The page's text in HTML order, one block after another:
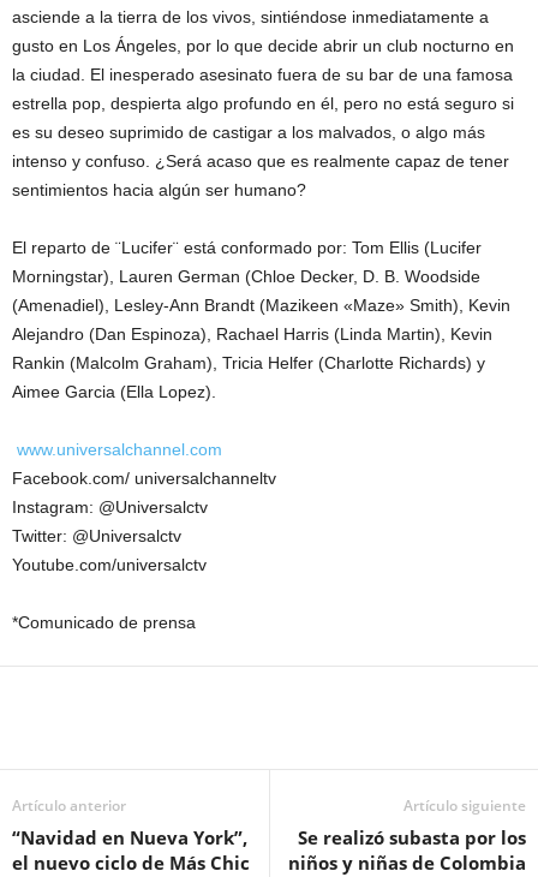
asciende a la tierra de los vivos, sintiéndose inmediatamente a
gusto en Los Ángeles, por lo que decide abrir un club nocturno en
la ciudad. El inesperado asesinato fuera de su bar de una famosa
estrella pop, despierta algo profundo en él, pero no está seguro si
es su deseo suprimido de castigar a los malvados, o algo más
intenso y confuso. ¿Será acaso que es realmente capaz de tener
sentimientos hacia algún ser humano?
El reparto de ¨Lucifer¨ está conformado por: Tom Ellis (Lucifer
Morningstar), Lauren German (Chloe Decker, D. B. Woodside
(Amenadiel), Lesley-Ann Brandt (Mazikeen «Maze» Smith), Kevin
Alejandro (Dan Espinoza), Rachael Harris (Linda Martin), Kevin
Rankin (Malcolm Graham), Tricia Helfer (Charlotte Richards) y
Aimee Garcia (Ella Lopez).
www.universalchannel.com
Facebook.com/ universalchanneltv
Instagram: @Universalctv
Twitter: @Universalctv
Youtube.com/universalctv
*Comunicado de prensa
Artículo anterior
“Navidad en Nueva York”,
el nuevo ciclo de Más Chic
Artículo siguiente
Se realizó subasta por los
niños y niñas de Colombia